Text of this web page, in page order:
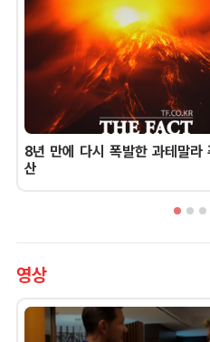
8년 만에 다시 폭발한 과테말라
산
영상